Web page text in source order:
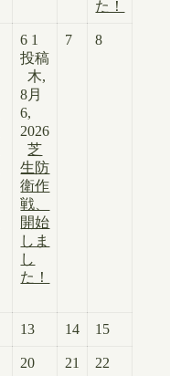
た！
6 1
投稿
木,
8月
6,
2026
芝
生防
衛作
戦、
開始
しま
し
た！
7 8
13 14 15
20 21 22